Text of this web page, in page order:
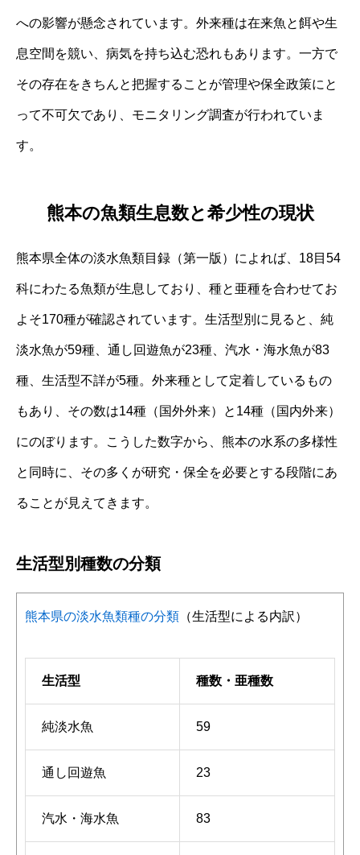
への影響が懸念されています。外来種は在来魚と餌や生
息空間を競い、病気を持ち込む恐れもあります。一方で
その存在をきちんと把握することが管理や保全政策にと
って不可欠であり、モニタリング調査が行われていま
す。
熊本の魚類生息数と希少性の現状
熊本県全体の淡水魚類目録（第一版）によれば、18目54
科にわたる魚類が生息しており、種と亜種を合わせてお
よそ170種が確認されています。生活型別に見ると、純
淡水魚が59種、通し回遊魚が23種、汽水・海水魚が83
種、生活型不詳が5種。外来種として定着しているもの
もあり、その数は14種（国外外来）と14種（国内外来）
にのぼります。こうした数字から、熊本の水系の多様性
と同時に、その多くが研究・保全を必要とする段階にあ
ることが見えてきます。
生活型別種数の分類
熊本県の淡水魚類種の分類 （生活型による内訳）
生活型 種数・亜種数
純淡水魚 59
通し回遊魚 23
汽水・海水魚 83